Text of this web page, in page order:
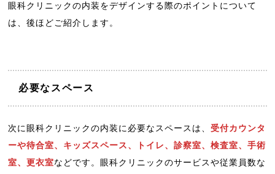
眼科クリニックの内装をデザインする際のポイントについて
は、後ほどご紹介します。
必要なスペース
次に眼科クリニックの内装に必要なスペースは、受付カウンタ
ーや待合室、キッズスペース、トイレ、診察室、検査室、手術
室、更衣室などです。眼科クリニックのサービスや従業員数な